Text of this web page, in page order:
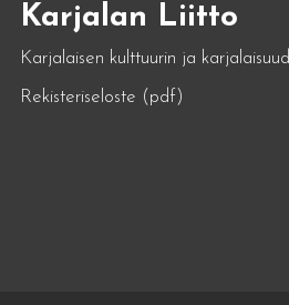
Karjalan Liitto
Karjalaisen kulttuurin ja
Rekisteriseloste (pdf)